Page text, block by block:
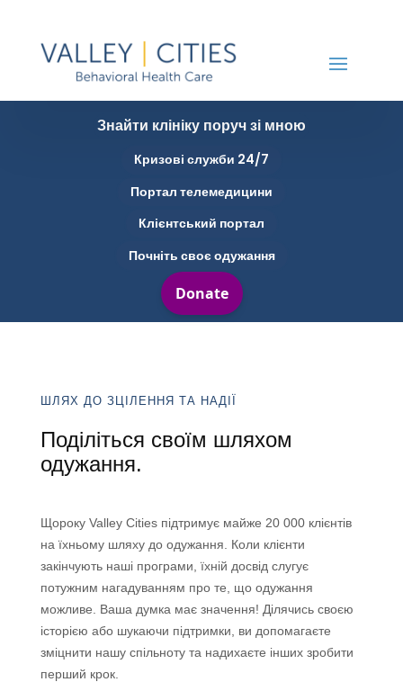
Знайти клініку поруч зі мною
Кризові служби 24/7
Портал телемедицини
Клієнтський портал
Почніть своє одужання
ШЛЯХ ДО ЗЦІЛЕННЯ ТА НАДІЇ
Поділіться своїм шляхом
одужання.
Щороку Valley Cities підтримує майже 20 000 клієнтів
на їхньому шляху до одужання. Коли клієнти
закінчують наші програми, їхній досвід слугує
потужним нагадуванням про те, що одужання
можливе. Ваша думка має значення! Ділячись своєю
історією або шукаючи підтримки, ви допомагаєте
зміцнити нашу спільноту та надихаєте інших зробити
перший крок.